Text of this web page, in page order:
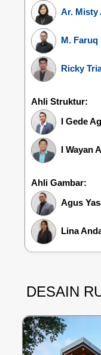
Ar. Misty
M.
Ricky
Ahli Struktur:
I Gede
I Wayan
Ahli Gambar:
Agus
Lina
DESAIN